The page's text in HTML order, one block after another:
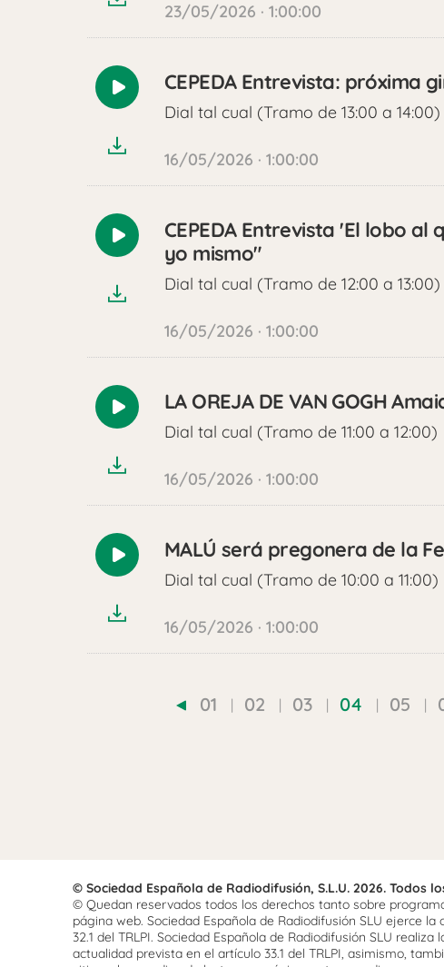
23/05/2026 · 1:00:00
Reproducir
CEPEDA Entrevista: próxima
Dial tal cual (Tramo de 13:00 a 14:00)
16/05/2026 · 1:00:00
Reproducir
CEPEDA Entrevista 'El lobo
yo mismo"
Dial tal cual (Tramo de 12:00 a 13:00)
16/05/2026 · 1:00:00
Reproducir
LA OREJA DE VAN GOGH
Dial tal cual (Tramo de 11:00 a 12:00)
16/05/2026 · 1:00:00
Reproducir
MALÚ será pregonera de la
Dial tal cual (Tramo de 10:00 a 11:00)
16/05/2026 · 1:00:00
01 02 03 04 05
© Sociedad Española de Radiodifusión, S.L.U. 2026. Todos
© Quedan reservados todos los derechos tanto sobre
página web. Sociedad Española de Radiodifusión SLU ejerce
32.1 del TRLPI. Sociedad Española de Radiodifusión SLU
actualidad prevista en el artículo 33.1 del TRLPI, asimismo,